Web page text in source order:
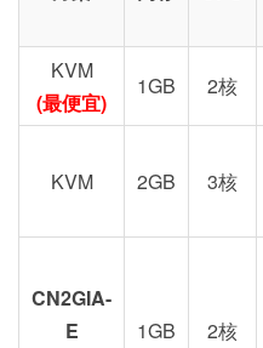
KVM
(最便宜)
1GB 2核
KVM 2GB 3核
CN2GIA-
E
1GB 2核